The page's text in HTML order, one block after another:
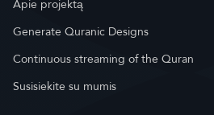
Apie projektą
Generate Quranic Designs
Continuous streaming of the Quran
Susisiekite su mumis